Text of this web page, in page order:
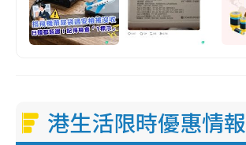
港生活限時優惠情報